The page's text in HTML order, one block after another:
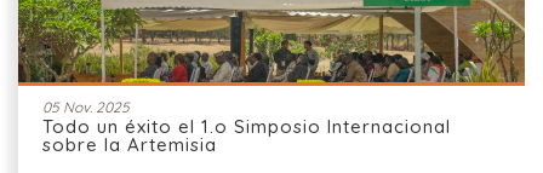
05 Nov. 2025
Todo un éxito el 1.o Simposio Internacional
sobre la Artemisia